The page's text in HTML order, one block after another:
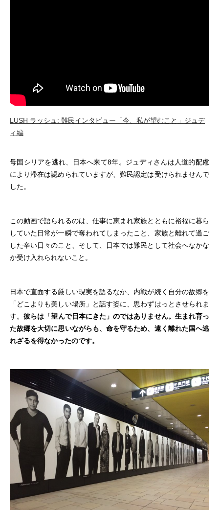
LUSH ラッシュ: 難民インタビュー「今、私が望むこと」ジュデ
ィ編
母国シリアを逃れ、日本へ来て8年。ジュディさんは人道的配慮
により滞在は認められていますが、難民認定は受けられませんで
した。
この動画で語られるのは、仕事に恵まれ家族とともに裕福に暮ら
していた日常が一瞬で奪われてしまったこと、家族と離れて過ご
した辛い日々のこと、そして、日本では難民として社会へなかな
か受け入れられないこと。
日本で直面する厳しい現実を語るなか、内戦が続く自分の故郷を
「どこよりも美しい場所」と話す姿に、思わずはっとさせられま
す。彼らは「望んで日本にきた」のではありません。生まれ育っ
た故郷を大切に思いながらも、命を守るため、遠く離れた国へ逃
れざるを得なかったのです。